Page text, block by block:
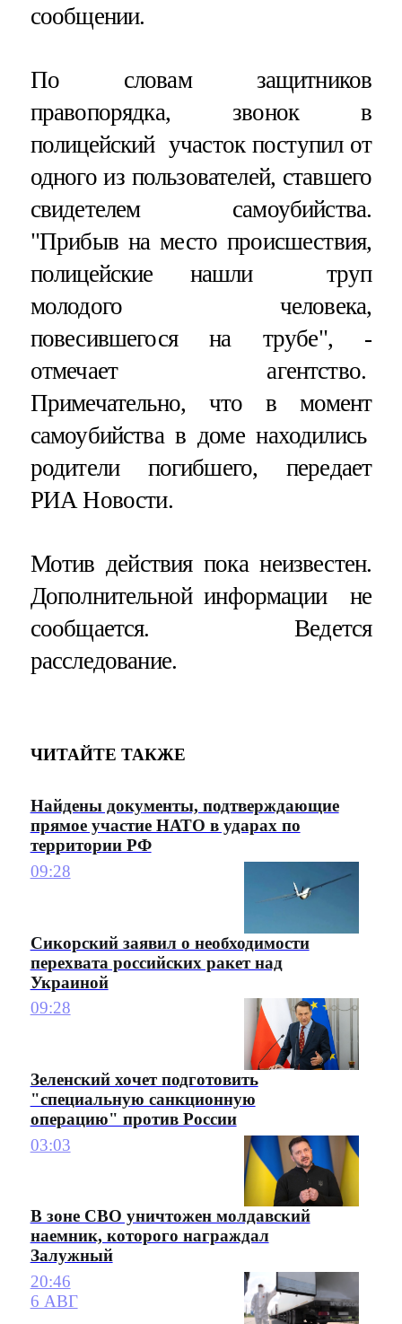
сообщении.
По словам защитников
правопорядка, звонок в
полицейский участок поступил от
одного из пользователей, ставшего
свидетелем самоубийства.
"Прибыв на место происшествия,
полицейские нашли труп
молодого человека,
повесившегося на трубе", -
отмечает агентство.
Примечательно, что в момент
самоубийства в доме находились
родители погибшего, передает
РИА Новости.
Мотив действия пока неизвестен.
Дополнительной информации не
сообщается. Ведется
расследование.
ЧИТАЙТЕ ТАКЖЕ
Найдены документы, подтверждающие
прямое участие НАТО в ударах по
территории РФ
09:28
Сикорский заявил о необходимости
перехвата российских ракет над
Украиной
09:28
Зеленский хочет подготовить
"специальную санкционную
операцию" против России
03:03
В зоне СВО уничтожен молдавский
наемник, которого награждал
Залужный
20:46
6 АВГ